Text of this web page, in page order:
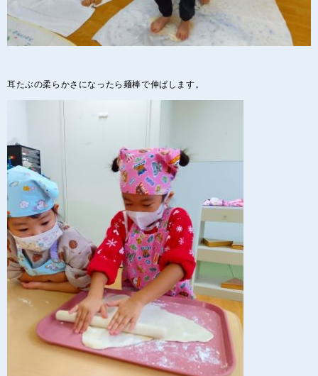
耳たぶの柔らかさになったら麺棒で伸ばします。